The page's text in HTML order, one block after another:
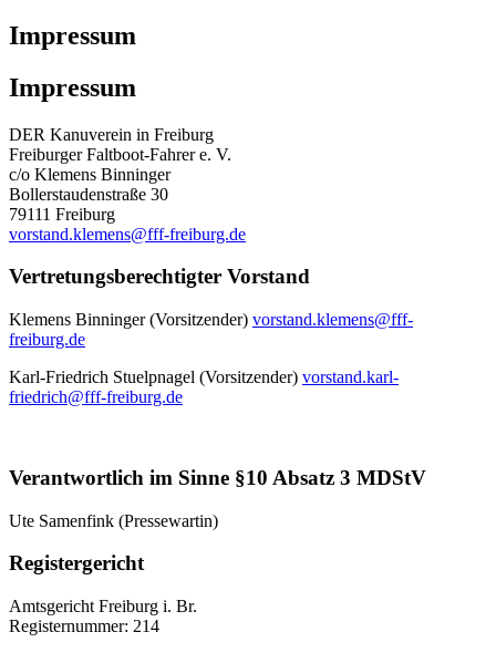
Impressum
Impressum
DER Kanuverein in Freiburg
Freiburger Faltboot-Fahrer e. V.
c/o Klemens Binninger
Bollerstaudenstraße 30
79111 Freiburg
vorstand.klemens@fff-freiburg.de
Vertretungsberechtigter Vorstand
Klemens Binninger (Vorsitzender) vorstand.klemens@fff-
freiburg.de
Karl-Friedrich Stuelpnagel (Vorsitzender) vorstand.karl-
friedrich@fff-freiburg.de
Verantwortlich im Sinne §10 Absatz 3 MDStV
Ute Samenfink (Pressewartin)
Registergericht
Amtsgericht Freiburg i. Br.
Registernummer: 214